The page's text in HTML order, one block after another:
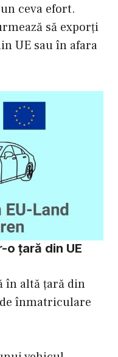
ceva efort.
să exporți
UE sau în afara
o țară din UE
în altă țară din
înmatriculare